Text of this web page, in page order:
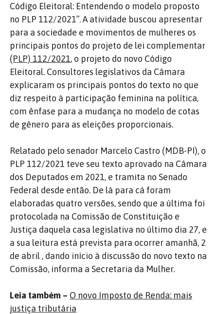
Código Eleitoral: Entendendo o modelo proposto
no PLP 112/2021”. A atividade buscou apresentar
para a sociedade e movimentos de mulheres os
principais pontos do projeto de lei complementar
(PLP) 112/2021, o projeto do novo Código
Eleitoral. Consultores legislativos da Câmara
explicaram os principais pontos do texto no que
diz respeito à participação feminina na política,
com ênfase para a mudança no modelo de cotas
de gênero para as eleições proporcionais.
Relatado pelo senador Marcelo Castro (MDB-PI), o
PLP 112/2021 teve seu texto aprovado na Câmara
dos Deputados em 2021, e tramita no Senado
Federal desde então. De lá para cá foram
elaboradas quatro versões, sendo que a última foi
protocolada na Comissão de Constituição e
Justiça daquela casa legislativa no último dia 27, e
a sua leitura está prevista para ocorrer amanhã, 2
de abril , dando início à discussão do novo texto na
Comissão, informa a Secretaria da Mulher.
Leia também – O novo Imposto de Renda: mais
justiça tributária